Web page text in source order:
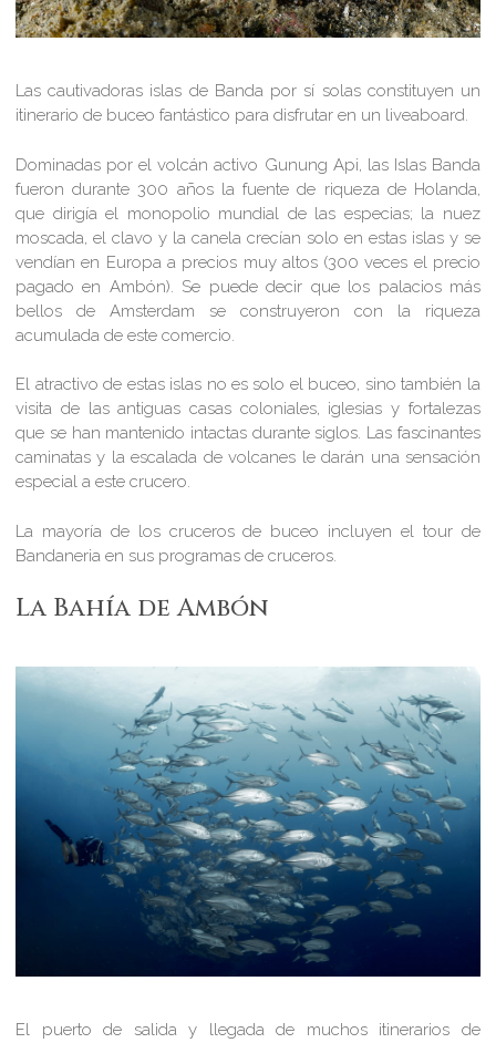
Las cautivadoras islas de Banda por sí solas constituyen un
itinerario de buceo fantástico para disfrutar en un liveaboard.
Dominadas por el volcán activo Gunung Api, las Islas Banda
fueron durante 300 años la fuente de riqueza de Holanda,
que dirigía el monopolio mundial de las especias; la nuez
moscada, el clavo y la canela crecían solo en estas islas y se
vendían en Europa a precios muy altos (300 veces el precio
pagado en Ambón). Se puede decir que los palacios más
bellos de Amsterdam se construyeron con la riqueza
acumulada de este comercio.
El atractivo de estas islas no es solo el buceo, sino también la
visita de las antiguas casas coloniales, iglesias y fortalezas
que se han mantenido intactas durante siglos. Las fascinantes
caminatas y la escalada de volcanes le darán una sensación
especial a este crucero.
La mayoría de los cruceros de buceo incluyen el tour de
Bandaneria en sus programas de cruceros.
La Bahía de Ambón
El puerto de salida y llegada de muchos itinerarios de